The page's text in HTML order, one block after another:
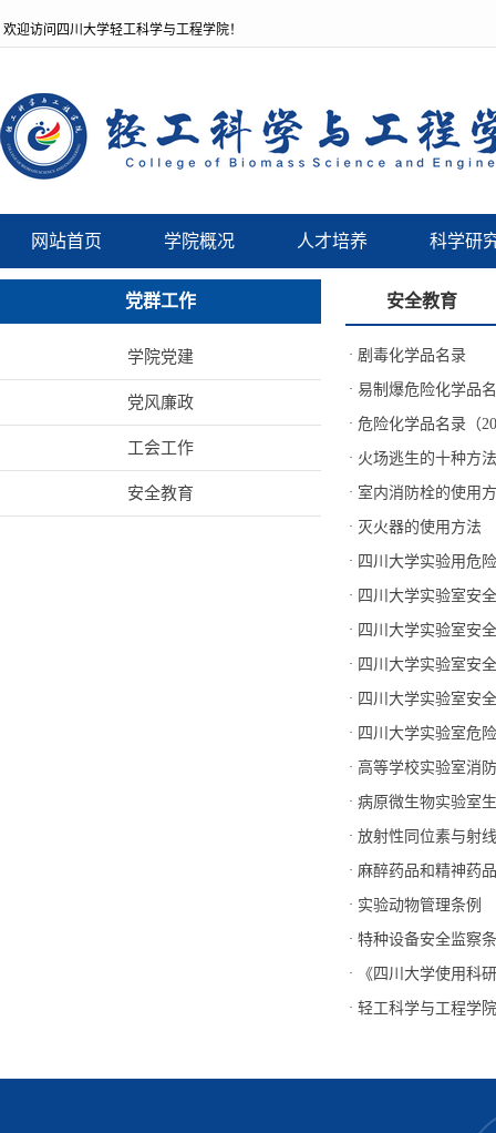
欢迎访问四川大学轻工科学与工程学院！
网站首页 学院概况 人才培养 科学研
党群工作
学院党建
党风廉政
工会工作
安全教育
安全教育
· 剧毒化学品名录
· 易制爆危险化学品
· 危险化学品名录（
· 火场逃生的十种方法
· 室内消防栓的使用
· 灭火器的使用方法
· 四川大学实验用危
· 四川大学实验室安
· 四川大学实验室安
· 四川大学实验室安
· 四川大学实验室安
· 四川大学实验室危
· 高等学校实验室消
· 病原微生物实验室
· 放射性同位素与射
· 麻醉药品和精神药
· 实验动物管理条例
· 特种设备安全监察
· 《四川大学使用科
· 轻工科学与工程学